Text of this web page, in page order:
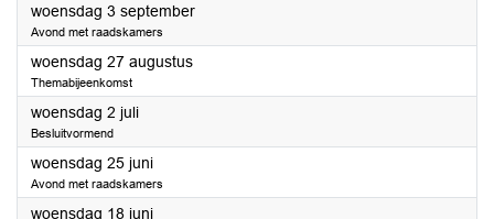
woensdag 3 september2025
Avond met raadskamers
woensdag 27 augustus2025
Themabijeenkomst
woensdag 2 juli2025
Besluitvormend
woensdag 25 juni2025
Avond met raadskamers
woensdag 18 juni2025